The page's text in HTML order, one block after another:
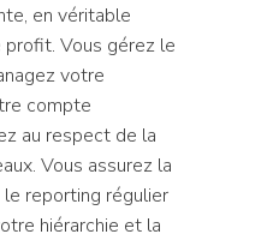
en véritable
profit. Vous gérez le
votre
compte
au respect de la
Vous assurez la
reporting régulier
hiérarchie et la